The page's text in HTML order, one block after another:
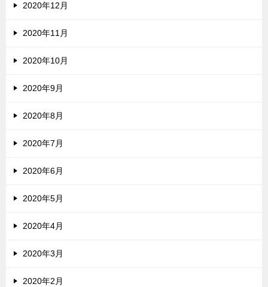
2020年12月
2020年11月
2020年10月
2020年9月
2020年8月
2020年7月
2020年6月
2020年5月
2020年4月
2020年3月
2020年2月